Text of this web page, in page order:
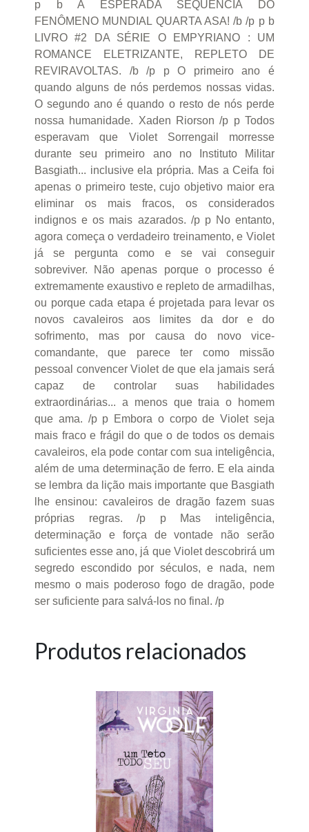
p b A ESPERADA SEQUÊNCIA DO
FENÔMENO MUNDIAL QUARTA ASA! /b /p p b
LIVRO #2 DA SÉRIE O EMPYRIANO : UM
ROMANCE ELETRIZANTE, REPLETO DE
REVIRAVOLTAS. /b /p p O primeiro ano é
quando alguns de nós perdemos nossas vidas.
O segundo ano é quando o resto de nós perde
nossa humanidade. Xaden Riorson /p p Todos
esperavam que Violet Sorrengail morresse
durante seu primeiro ano no Instituto Militar
Basgiath... inclusive ela própria. Mas a Ceifa foi
apenas o primeiro teste, cujo objetivo maior era
eliminar os mais fracos, os considerados
indignos e os mais azarados. /p p No entanto,
agora começa o verdadeiro treinamento, e Violet
já se pergunta como e se vai conseguir
sobreviver. Não apenas porque o processo é
extremamente exaustivo e repleto de armadilhas,
ou porque cada etapa é projetada para levar os
novos cavaleiros aos limites da dor e do
sofrimento, mas por causa do novo vice-
comandante, que parece ter como missão
pessoal convencer Violet de que ela jamais será
capaz de controlar suas habilidades
extraordinárias... a menos que traia o homem
que ama. /p p Embora o corpo de Violet seja
mais fraco e frágil do que o de todos os demais
cavaleiros, ela pode contar com sua inteligência,
além de uma determinação de ferro. E ela ainda
se lembra da lição mais importante que Basgiath
lhe ensinou: cavaleiros de dragão fazem suas
próprias regras. /p p Mas inteligência,
determinação e força de vontade não serão
suficientes esse ano, já que Violet descobrirá um
segredo escondido por séculos, e nada, nem
mesmo o mais poderoso fogo de dragão, pode
ser suficiente para salvá-los no final. /p
Produtos relacionados